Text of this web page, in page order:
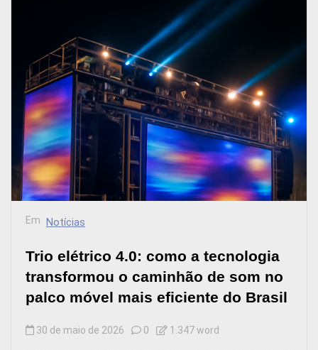
Em Notícias
Trio elétrico 4.0: como a tecnologia
transformou o caminhão de som no
palco móvel mais eficiente do Brasil
30 de maio de 2026 0 1.347 word